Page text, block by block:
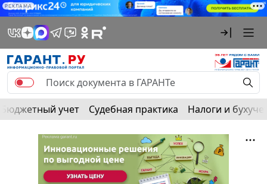
РЕКЛАМА
Бюджетный учет Судебная практика Налоги и